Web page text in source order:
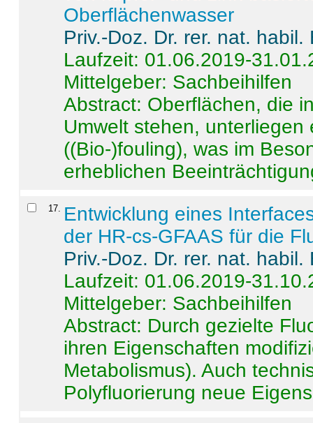
Oberflächenwasser
Priv.-Doz. Dr. rer. nat.
Laufzeit: 01.06.2019-
Mittelgeber: Sachbeihilfen
Abstract: Oberflächen, die
Umwelt stehen,
((Bio-)fouling), was im
erheblichen
17
Entwicklung eines
der HR-cs-GFAAS für die
Priv.-Doz. Dr. rer. nat.
Laufzeit: 01.06.2019-
Mittelgeber: Sachbeihilfen
Abstract: Durch gezielte
ihren Eigenschaften
Metabolismus). Auch
Polyfluorierung neue